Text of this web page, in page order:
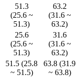
51.3
(25.6 ~
51.3)
63.2
(31.6 ~
63.2)
25.6
(25.6 ~
51.3)
31.6
(31.6 ~
63.2)
51.5 (25.8
~ 51.5)
63.8 (31.9
~ 63.8)